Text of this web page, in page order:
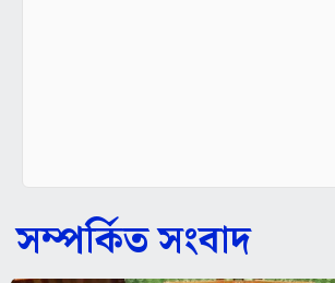
সম্পর্কিত সংবাদ